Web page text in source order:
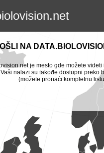
NA
je mesto gde možete
nalazi su takođe dostupni preko
(možete pronaći kompletnu